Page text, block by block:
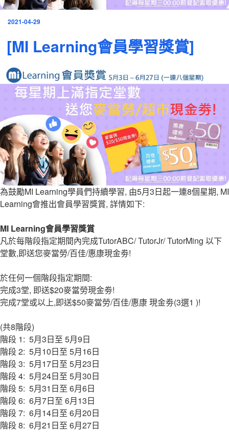
發
於
2021-04-29
[MI Learning會員學習獎賞]
為鼓勵MI Learning學員們持續學習, 由5月3日起一連8個星期, MI
Learning會推出會員學習獎賞, 詳情如下:
MI Learning會員學習獎賞
凡於每階段指定期間內完成TutorABC/ TutorJr/ TutorMing 以下
堂數,即送您麥當勞/百佳/惠康現金劵!
於任何一個階段指定期間:
完成3堂, 即送$20麥當勞現金劵!
完成7堂或以上,即送$50麥當勞/百佳/惠康 現金劵(3選1 )!
(共8階段)
階段 1: 5月3日至 5月9日
階段 2: 5月10日至 5月16日
階段 3: 5月17日至 5月23日
階段 4: 5月24日至 5月30日
階段 5: 5月31日至 6月6日
階段 6: 6月7日至 6月13日
階段 7: 6月14日至 6月20日
階段 8: 6月21日至 6月27日